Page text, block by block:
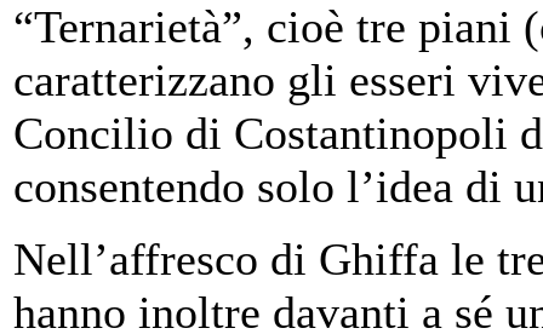
“Ternarietà”, cioè tre piani
caratterizzano gli esseri
Concilio di Costantinopoli
consentendo solo l’idea di
Nell’affresco di Ghiffa le
hanno inoltre davanti a sé